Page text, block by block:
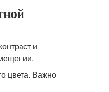
и
цвета. Важно